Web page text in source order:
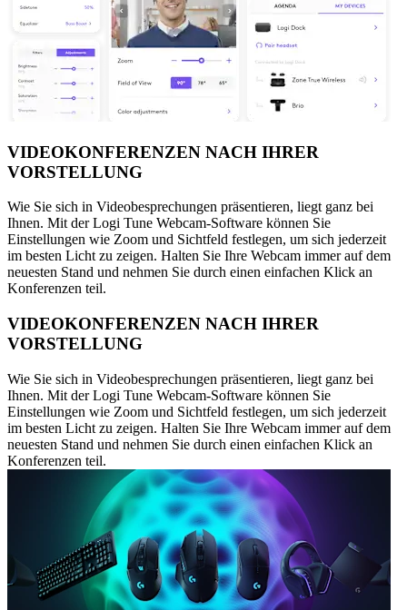
VIDEOKONFERENZEN NACH IHRER
VORSTELLUNG
Wie Sie sich in Videobesprechungen präsentieren, liegt ganz bei
Ihnen. Mit der Logi Tune Webcam-Software können Sie
Einstellungen wie Zoom und Sichtfeld festlegen, um sich jederzeit
im besten Licht zu zeigen. Halten Sie Ihre Webcam immer auf dem
neuesten Stand und nehmen Sie durch einen einfachen Klick an
Konferenzen teil.
VIDEOKONFERENZEN NACH IHRER
VORSTELLUNG
Wie Sie sich in Videobesprechungen präsentieren, liegt ganz bei
Ihnen. Mit der Logi Tune Webcam-Software können Sie
Einstellungen wie Zoom und Sichtfeld festlegen, um sich jederzeit
im besten Licht zu zeigen. Halten Sie Ihre Webcam immer auf dem
neuesten Stand und nehmen Sie durch einen einfachen Klick an
Konferenzen teil.